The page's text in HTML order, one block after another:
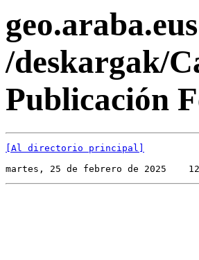
/deskargak/
Publicación
[Al directorio principal]
martes, 25 de febrero de 2025